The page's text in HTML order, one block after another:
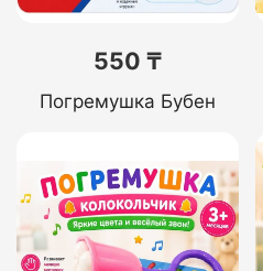
550 ₸
Погремушка Бубен